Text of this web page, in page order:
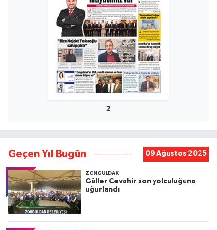
2
Geçen Yıl Bugün 09 Ağustos 2025
ZONGULDAK
Güller Cevahir son yolculuğuna
uğurlandı